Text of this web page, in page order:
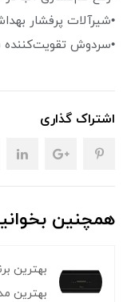
•شیرآلات پرفشار
•سردوش
اشتراک گذاری
همچنین
بهترین
بهترین